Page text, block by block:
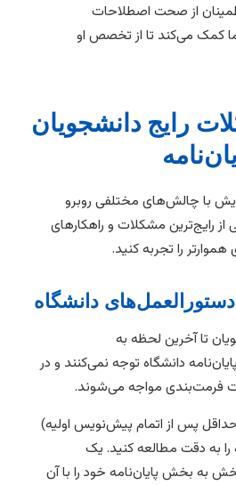
از صحت اصطلاحات
کمک می‌کند تا از تخصص او
رایج دانشجویان
با چالش‌های مختلفی روبرو
از رایج‌ترین مشکلات و راهکارهای
هموارتر را تجربه کنید.
تا آخرین لحظه به
دانشگاه توجه نمی‌کنند و در
فرمت‌بندی مواجه می‌شوند.
حداقل پس از اتمام پیش‌نویس اولیه)
به دقت مطالعه کنید. یک
به بخش پایان‌نامه خود را با آن